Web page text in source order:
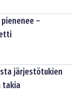
–
järjestötukien
takia